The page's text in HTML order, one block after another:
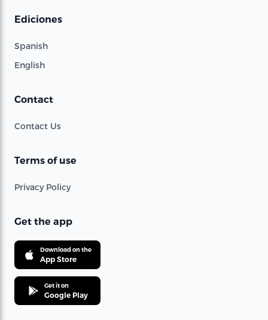
Ediciones
Spanish
English
Contact
Contact Us
Terms of use
Privacy Policy
Get the app
Download on the
App Store
Get it on
Google Play